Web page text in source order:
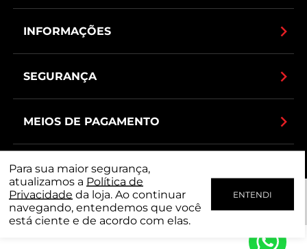
Para sua maior segurança,
atualizamos a Política de
Privacidade da loja. Ao continuar
navegando, entendemos que você
está ciente e de acordo com elas.
ENTENDI
INFORMAÇÕES
SEGURANÇA
MEIOS DE PAGAMENTO